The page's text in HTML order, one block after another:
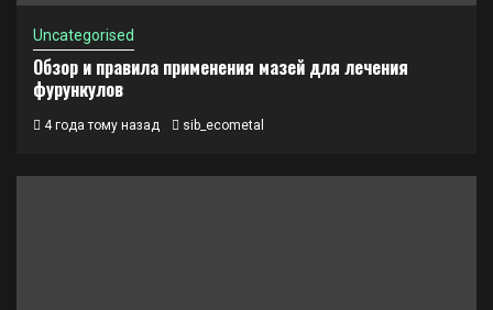
Uncategorised
Обзор и правила применения мазей для лечения
фурункулов
4 года тому назад sib_ecometal